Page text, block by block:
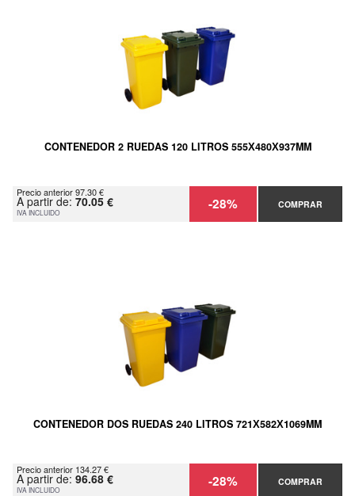
CONTENEDOR 2 RUEDAS 120 LITROS 555Х480Х937MM
Precio anterior 97.30 €
A partir de: 70.05 €
IVA INCLUIDO -28% COMPRAR
CONTENEDOR DOS RUEDAS 240 LITROS 721Х582Х1069MM
Precio anterior 134.27 €
A partir de: 96.68 €
IVA INCLUIDO -28% COMPRAR